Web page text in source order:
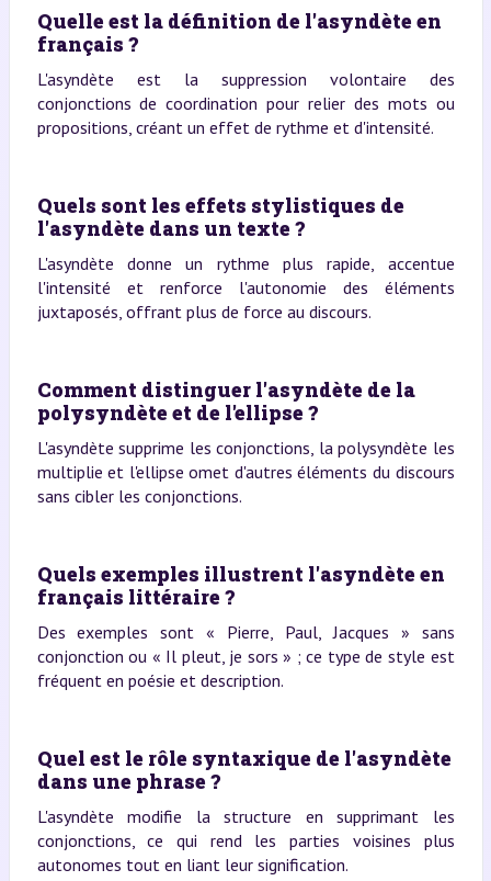
Quelle est la définition de l'asyndète en
français ?
L'asyndète est la suppression volontaire des
conjonctions de coordination pour relier des mots ou
propositions, créant un effet de rythme et d'intensité.
Quels sont les effets stylistiques de
l'asyndète dans un texte ?
L'asyndète donne un rythme plus rapide, accentue
l'intensité et renforce l'autonomie des éléments
juxtaposés, offrant plus de force au discours.
Comment distinguer l'asyndète de la
polysyndète et de l'ellipse ?
L'asyndète supprime les conjonctions, la polysyndète les
multiplie et l'ellipse omet d'autres éléments du discours
sans cibler les conjonctions.
Quels exemples illustrent l'asyndète en
français littéraire ?
Des exemples sont « Pierre, Paul, Jacques » sans
conjonction ou « Il pleut, je sors » ; ce type de style est
fréquent en poésie et description.
Quel est le rôle syntaxique de l'asyndète
dans une phrase ?
L'asyndète modifie la structure en supprimant les
conjonctions, ce qui rend les parties voisines plus
autonomes tout en liant leur signification.